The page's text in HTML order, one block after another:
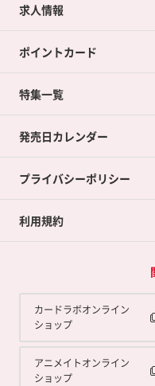
カードラボの買取サービス
店舗買取について
ネット買取について
買取承諾書について
求人情報
ポイントカード
ポイントカードTOP
ポイント交換景品
特集一覧
発売日カレンダー
プライバシーポリシー
利用規約
カードラボオンライン
ショップ
アニメイトオンライン
ショップ